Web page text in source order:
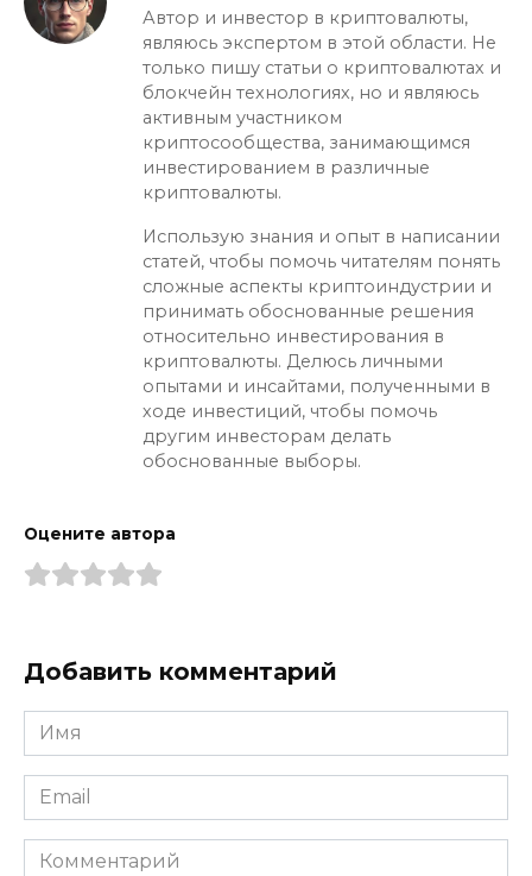
Автор и инвестор в криптовалюты,
являюсь экспертом в этой области. Не
только пишу статьи о криптовалютах и
блокчейн технологиях, но и являюсь
активным участником
криптосообщества, занимающимся
инвестированием в различные
криптовалюты.
Использую знания и опыт в написании
статей, чтобы помочь читателям понять
сложные аспекты криптоиндустрии и
принимать обоснованные решения
относительно инвестирования в
криптовалюты. Делюсь личными
опытами и инсайтами, полученными в
ходе инвестиций, чтобы помочь
другим инвесторам делать
обоснованные выборы.
Оцените автора
Добавить комментарий
Имя
*
Email
*
Комментарий